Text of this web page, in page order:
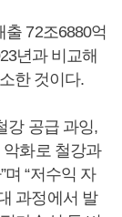
72조6880억
년과 비교해
한 것이다.
강 공급 과잉,
화로 철강과
“저수익 자
과정에서 발